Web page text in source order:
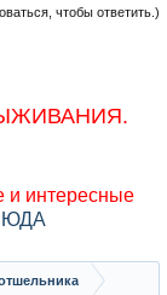
чтобы ответить.)
и интересные